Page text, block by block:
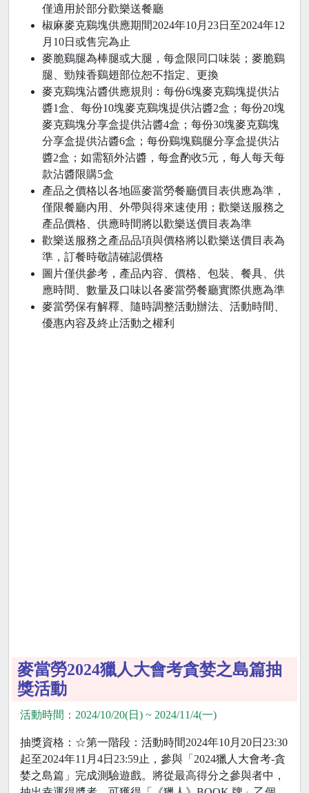
僅適用於部分歡樂送餐廳
椒麻麥克鷄塊供應期間2024年10月23日至2024年12
月10日或售完為止
麥脆鷄腿為棒腿或大腿，每盒限同口味裝；麥脆鷄
腿、勁辣香鷄翅部位恕不指定、更換
麥克鷄塊沾醬供應規則：每份6塊麥克鷄塊提供沾
醬1盒、每份10塊麥克鷄塊提供沾醬2盒；每份20塊
麥克鷄塊分享盒提供沾醬4盒；每份30塊麥克鷄塊
分享盒提供沾醬6盒；每份鷄塊鷄腿分享盒提供沾
醬2盒；如需額外沾醬，每盒酌收5元，每人每天每
款沾醬限購5盒
產品之價格以各地區麥當勞餐廳價目表供應為準，
僅限餐廳內用、外帶與得來速使用；歡樂送服務之
產品價格、供應時間將以歡樂送價目表為準
歡樂送服務之產品品項與價格將以歡樂送價目表為
準，訂餐時敬請確認價格
​圖片僅供參考，產品內容、價格、包裝、餐具、供
應時間、數量及口味以各麥當勞餐廳實際供應為準
麥當勞保有解釋、隨時調整活動辦法、活動時間、
優惠內容及終止活動之權利​
麥當勞2024獵人大會考貪婪之島篇抽
獎活動
活動時間：2024/10/20(日) ~ 2024/11/4(一)
抽獎資格：☆第一階段：活動時間2024年10月20日23:30
起至2024年11月4日23:59止，參與「2024獵人大會考-貪
婪之島篇」完成測驗遊戲。將從最高得分之參與者中，